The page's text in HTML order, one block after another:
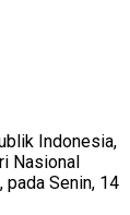
Indonesia,
Nasional
Senin, 14